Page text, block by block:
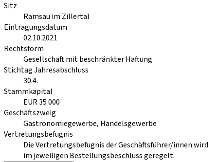
Sitz
Ramsau im Zillertal
Eintragungsdatum
02.10.2021
Rechtsform
Gesellschaft mit beschränkter Haftung
Stichtag Jahresabschluss
30.4.
Stammkapital
EUR 35 000
Geschäftszweig
Gastronomiegewerbe, Handelsgewerbe
Vertretungsbefugnis
Die Vertretungsbefugnis der Geschäftsführer/innen wird
im jeweiligen Bestellungsbeschluss geregelt.